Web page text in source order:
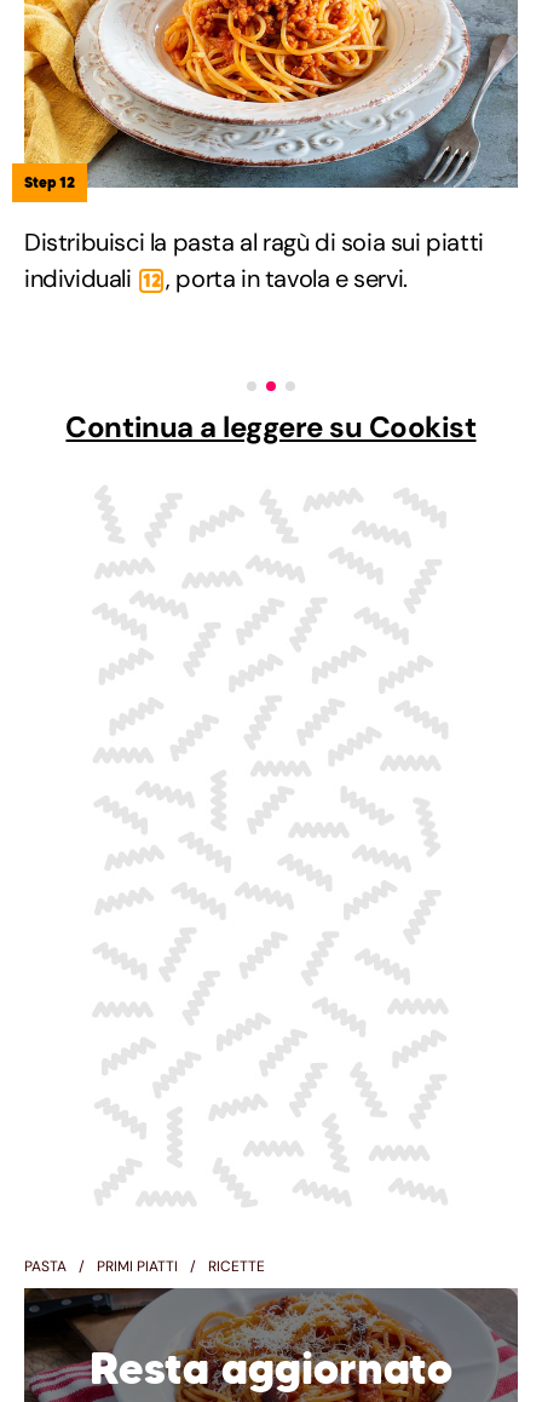
Step 12
Distribuisci la pasta al ragù di soia sui piatti
individuali 12 , porta in tavola e servi.
Continua a leggere su Cookist
PASTA PRIMI PIATTI RICETTE
Resta aggiornato